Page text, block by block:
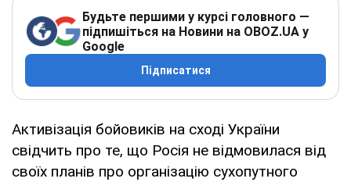
Будьте першими у курсі головного —
підпишіться на Новини на OBOZ.UA у
Google
Підписатися
Активізація бойовиків на сході України
свідчить про те, що Росія не відмовилася від
своїх планів про організацію сухопутного